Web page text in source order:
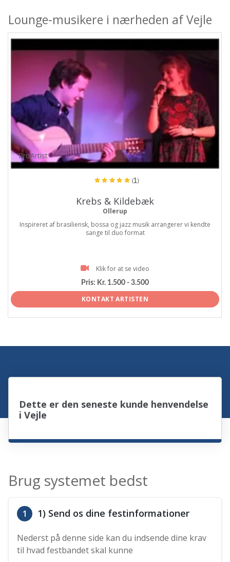
Lounge-musikere i nærheden af Vejle
ProArtist
(1)
Krebs & Kildebæk
Ollerup
Inspireret af brasiliensk, bossa og jazz musik arrangerer vi kendte
sange til duo format
Klik for at se video
Pris: Kr. 1.500 - 3.500
KONTAKT ARTISTEN
Dette er den seneste kunde henvendelse
i Vejle
Brug systemet bedst
1 1) Send os dine festinformationer
Nederst på denne side kan du indsende dine krav
til hvad festbandet skal kunne